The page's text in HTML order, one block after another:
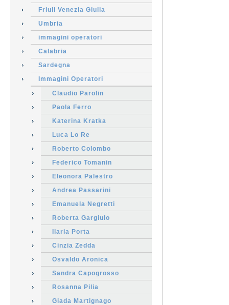
Friuli Venezia Giulia
Umbria
immagini operatori
Calabria
Sardegna
Immagini Operatori
Claudio Parolin
Paola Ferro
Katerina Kratka
Luca Lo Re
Roberto Colombo
Federico Tomanin
Eleonora Palestro
Andrea Passarini
Emanuela Negretti
Roberta Gargiulo
Ilaria Porta
Cinzia Zedda
Osvaldo Aronica
Sandra Capogrosso
Rosanna Pilia
Giada Martignago